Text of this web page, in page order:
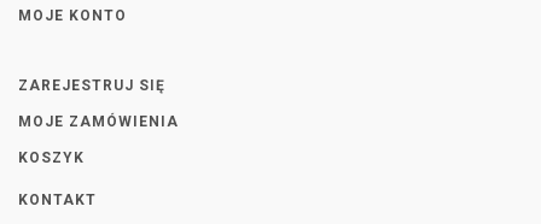
MOJE KONTO
ZAREJESTRUJ SIĘ
MOJE ZAMÓWIENIA
KOSZYK
KONTAKT